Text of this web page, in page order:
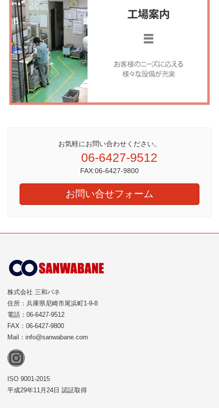
お気軽にお問い合わせください。
06-6427-9512
FAX:06-6427-9800
お問い合せフォーム
株式会社 三和バネ
住所：兵庫県尼崎市尾浜町1-9-8
電話：06-6427-9512
FAX：06-6427-9800
Mail：info@sanwabane.com
Instagram
ISO 9001-2015
平成29年11月24日 認証取得